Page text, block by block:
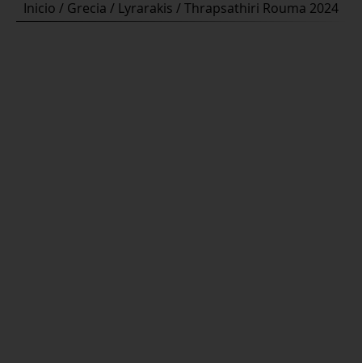
Inicio / Grecia / Lyrarakis / Thrapsathiri Rouma 2024